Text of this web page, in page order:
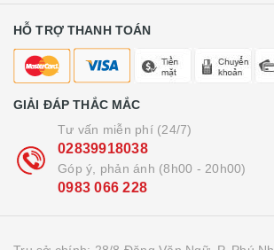
HỖ TRỢ THANH TOÁN
GIẢI ĐÁP THẮC MẮC
Tư vấn miễn phí (24/7)
02839918038
Góp ý, phản ánh (8h00 - 20h00)
0983 066 228